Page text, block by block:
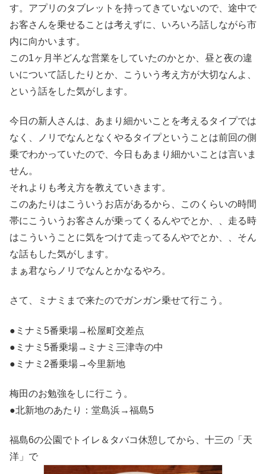
す。アプリのタブレットを持ってきていないので、途中で
お客さんを乗せることは考えずに、いろいろ話しながら市
内に向かいます。
この1ヶ月半どんな営業をしていたのかとか、昼と夜の違
いについて話したりとか、こういう考え方が大切なんよ、
という話をした気がします。
今日の新人さんは、あまり細かいことを考えるタイプでは
なく、ノリでなんとなくやるタイプということは前回の側
乗でわかっていたので、今日もあまり細かいことは言いま
せん。
それよりも考え方を教えていきます。
このあたりはこういうお店があるから、このくらいの時間
帯にこういうお客さんが乗ってくるんやでとか、、走る時
はこういうことに気をつけて走ってるんやでとか、、そん
な話もした気がします。
まぁ君ならノリでなんとかなるやろ。
さて、ミナミまで来たのでガンガン乗せて行こう。
●ミナミ5番乗場→松屋町交差点
●ミナミ5番乗場→ミナミ三津寺の中
●ミナミ2番乗場→今里新地
梅田のお勉強をしに行こう。
●北新地のあたり：堂島浜→福島5
福島6の公園でトイレ＆タバコ休憩してから、十三の「天
洋」で